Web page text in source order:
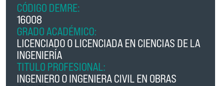
CÓDIGO DEMRE:
16008
GRADO ACADÉMICO:
LICENCIADO O LICENCIADA EN CIENCIAS DE LA
INGENIERÍA
TITULO PROFESIONAL:
INGENIERO O INGENIERA CIVIL EN OBRAS